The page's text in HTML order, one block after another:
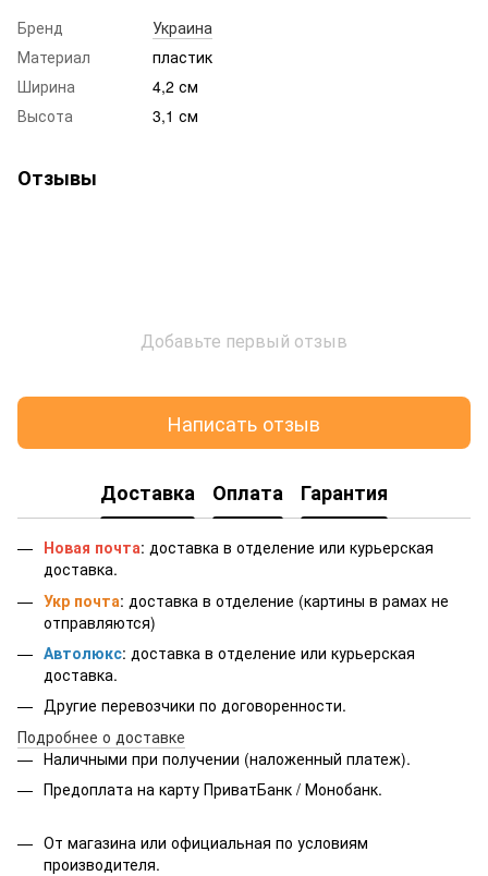
Бренд
Украина
Материал
пластик
Ширина
4,2 см
Высота
3,1 см
Отзывы
Добавьте первый отзыв
Написать отзыв
Доставка Оплата Гарантия
Новая почта: доставка в отделение или курьерская
доставка.
Укр почта: доставка в отделение (картины в рамах не
отправляются)
Автолюкс: доставка в отделение или курьерская
доставка.
Другие перевозчики по договоренности.
Подробнее о доставке
Наличными при получении (наложенный платеж).
Предоплата на карту ПриватБанк / Монобанк.
От магазина или официальная по условиям
производителя.